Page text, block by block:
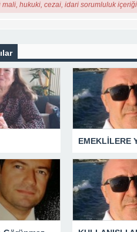
hukuki, cezai, idari sorumluluk